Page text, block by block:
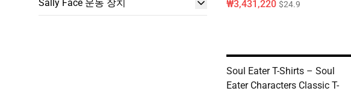
Sally Face 운동 장치 ₩3,431,220 $24.9
Soul Eater T-Shirts – Soul
Eater Characters Classic T-